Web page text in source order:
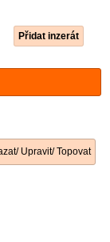
Přidat inzerát
Upravit/ Topovat